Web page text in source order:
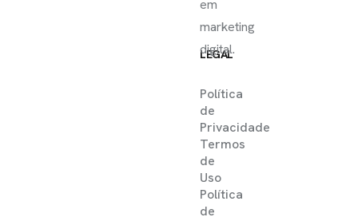
LEGAL
Política
de
Privacidade
Termos
de
Uso
Política
de
em
marketing
digital.